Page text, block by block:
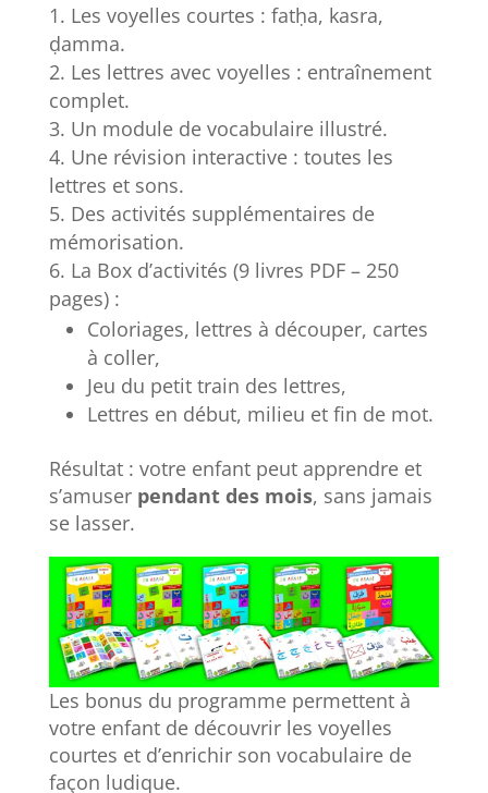
Les voyelles courtes : fatḥa, kasra,
ḍamma.
Les lettres avec voyelles : entraînement
complet.
Un module de vocabulaire illustré.
Une révision interactive : toutes les
lettres et sons.
Des activités supplémentaires de
mémorisation.
La Box d’activités (9 livres PDF – 250
pages) :
Coloriages, lettres à découper, cartes
à coller,
Jeu du petit train des lettres,
Lettres en début, milieu et fin de mot.
Résultat : votre enfant peut apprendre et
s’amuser pendant des mois, sans jamais
se lasser.
Les bonus du programme permettent à
votre enfant de découvrir les voyelles
courtes et d’enrichir son vocabulaire de
façon ludique.